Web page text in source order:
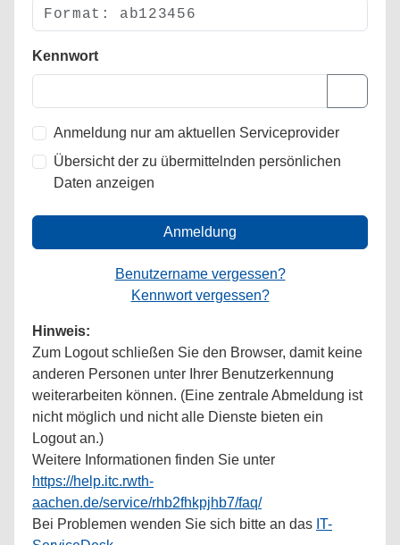
Kennwort
Anmeldung nur am aktuellen Serviceprovider
Übersicht der zu übermittelnden persönlichen
Daten anzeigen
Anmeldung
Benutzername vergessen?
Kennwort vergessen?
Hinweis:
Zum Logout schließen Sie den Browser, damit keine
anderen Personen unter Ihrer Benutzerkennung
weiterarbeiten können. (Eine zentrale Abmeldung ist
nicht möglich und nicht alle Dienste bieten ein
Logout an.)
Weitere Informationen finden Sie unter
https://help.itc.rwth-
aachen.de/service/rhb2fhkpjhb7/faq/
Bei Problemen wenden Sie sich bitte an das IT-